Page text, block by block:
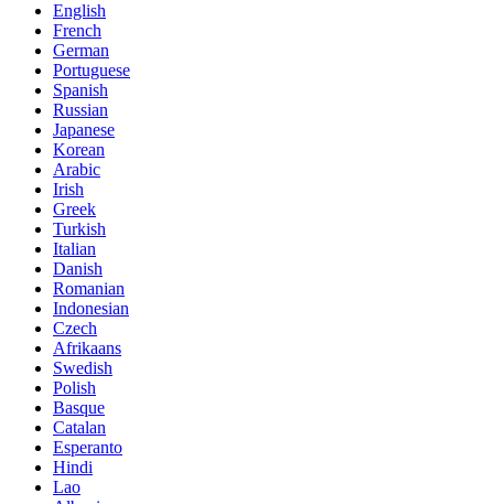
English
French
German
Portuguese
Spanish
Russian
Japanese
Korean
Arabic
Irish
Greek
Turkish
Italian
Danish
Romanian
Indonesian
Czech
Afrikaans
Swedish
Polish
Basque
Catalan
Esperanto
Hindi
Lao